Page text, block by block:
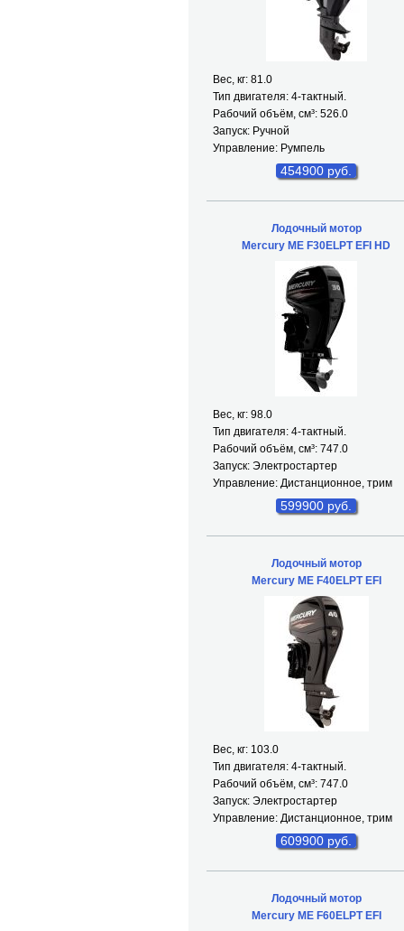
Вес, кг: 81.0
Тип двигателя: 4-тактный.
Рабочий объём, см³: 526.0
Запуск: Ручной
Управление: Румпель
454900 руб.
Лодочный мотор
Mercury ME F30ELPT EFI HD
Вес, кг: 98.0
Тип двигателя: 4-тактный.
Рабочий объём, см³: 747.0
Запуск: Электростартер
Управление: Дистанционное, трим
599900 руб.
Лодочный мотор
Mercury ME F40ELPT EFI
Вес, кг: 103.0
Тип двигателя: 4-тактный.
Рабочий объём, см³: 747.0
Запуск: Электростартер
Управление: Дистанционное, трим
609900 руб.
Лодочный мотор
Mercury ME F60ELPT EFI